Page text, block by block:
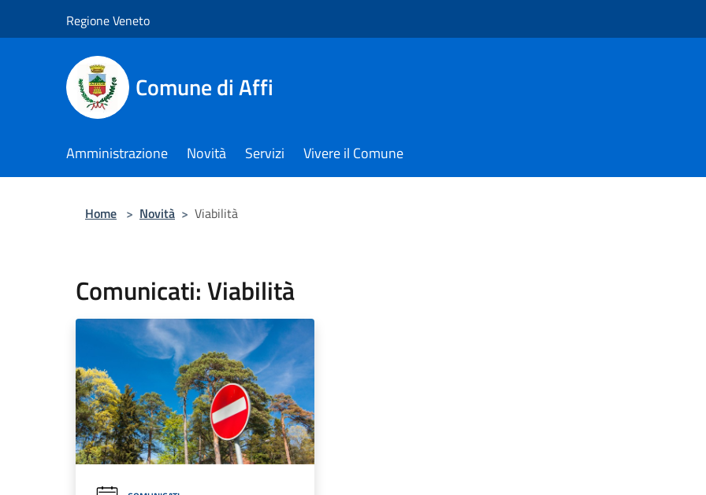
Regione Veneto
Comune di Affi
Amministrazione Novità Servizi Vivere il Comune
Home > Novità > Viabilità
Comunicati: Viabilità